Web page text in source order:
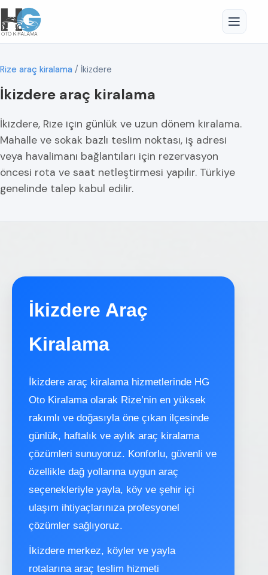
Rize araç kiralama / İkizdere
İkizdere araç kiralama
İkizdere, Rize için günlük ve uzun dönem kiralama.
Mahalle ve sokak bazlı teslim noktası, iş adresi
veya havalimanı bağlantıları için rezervasyon
öncesi rota ve saat netleştirmesi yapılır. Türkiye
genelinde talep kabul edilir.
İkizdere Araç
Kiralama
İkizdere araç kiralama hizmetlerinde HG
Oto Kiralama olarak Rize’nin en yüksek
rakımlı ve doğasıyla öne çıkan ilçesinde
günlük, haftalık ve aylık araç kiralama
çözümleri sunuyoruz. Konforlu, güvenli ve
özellikle dağ yollarına uygun araç
seçenekleriyle yayla, köy ve şehir içi
ulaşım ihtiyaçlarınıza profesyonel
çözümler sağlıyoruz.
İkizdere merkez, köyler ve yayla
rotalarına araç teslim hizmeti